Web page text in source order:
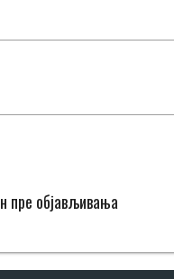
пре објављивања